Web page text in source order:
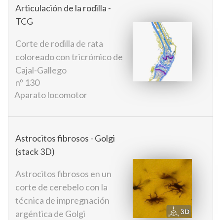
Articulación de la rodilla -
TCG
Corte de rodilla de rata
coloreado con tricrómico de
Cajal-Gallego
nº 130
Aparato locomotor
Astrocitos fibrosos - Golgi
(stack 3D)
Astrocitos fibrosos en un
corte de cerebelo con la
técnica de impregnación
argéntica de Golgi